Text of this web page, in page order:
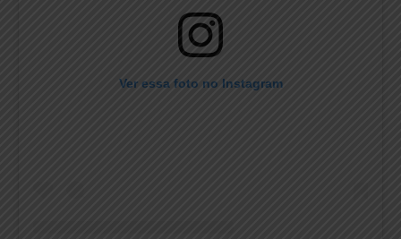
Ver essa foto no Instagram